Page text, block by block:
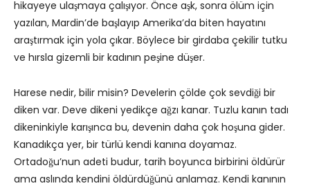
hikayeye ulaşmaya çalışıyor. Önce aşk, sonra ölüm için
yazılan, Mardin’de başlayıp Amerika’da biten hayatını
araştırmak için yola çıkar. Böylece bir girdaba çekilir tutku
ve hırsla gizemli bir kadının peşine düşer.
Harese nedir, bilir misin? Develerin çölde çok sevdiği bir
diken var. Deve dikeni yedikçe ağzı kanar. Tuzlu kanın tadı
dikeninkiyle karışınca bu, devenin daha çok hoşuna gider.
Kanadıkça yer, bir türlü kendi kanına doyamaz.
Ortadoğu’nun adeti budur, tarih boyunca birbirini öldürür
ama aslında kendini öldürdüğünü anlamaz. Kendi kanının